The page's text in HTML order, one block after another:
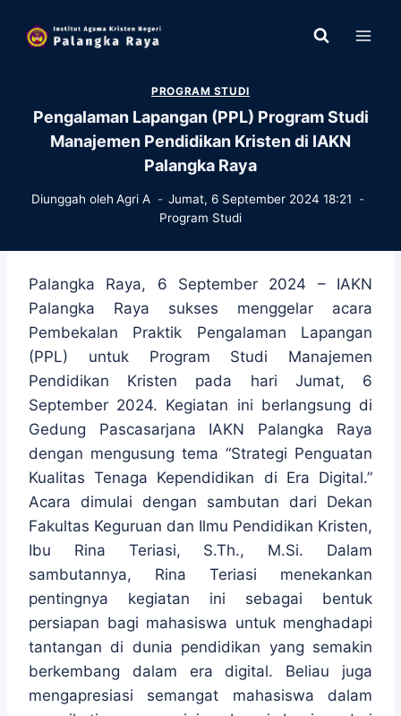
PROGRAM STUDI
Pengalaman Lapangan (PPL) Program Studi
Manajemen Pendidikan Kristen di IAKN
Palangka Raya
Diunggah oleh Agri A
Jumat, 6 September 2024 18:21
Program Studi
Palangka Raya, 6 September 2024 – IAKN
Palangka Raya sukses menggelar acara
Pembekalan Praktik Pengalaman Lapangan
(PPL) untuk Program Studi Manajemen
Pendidikan Kristen pada hari Jumat, 6
September 2024. Kegiatan ini berlangsung di
Gedung Pascasarjana IAKN Palangka Raya
dengan mengusung tema “Strategi Penguatan
Kualitas Tenaga Kependidikan di Era Digital.”
Acara dimulai dengan sambutan dari Dekan
Fakultas Keguruan dan Ilmu Pendidikan Kristen,
Ibu Rina Teriasi, S.Th., M.Si. Dalam
sambutannya, Rina Teriasi menekankan
pentingnya kegiatan ini sebagai bentuk
persiapan bagi mahasiswa untuk menghadapi
tantangan di dunia pendidikan yang semakin
berkembang dalam era digital. Beliau juga
mengapresiasi semangat mahasiswa dalam